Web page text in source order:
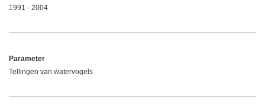
1991 - 2004
Parameter
Tellingen van watervogels